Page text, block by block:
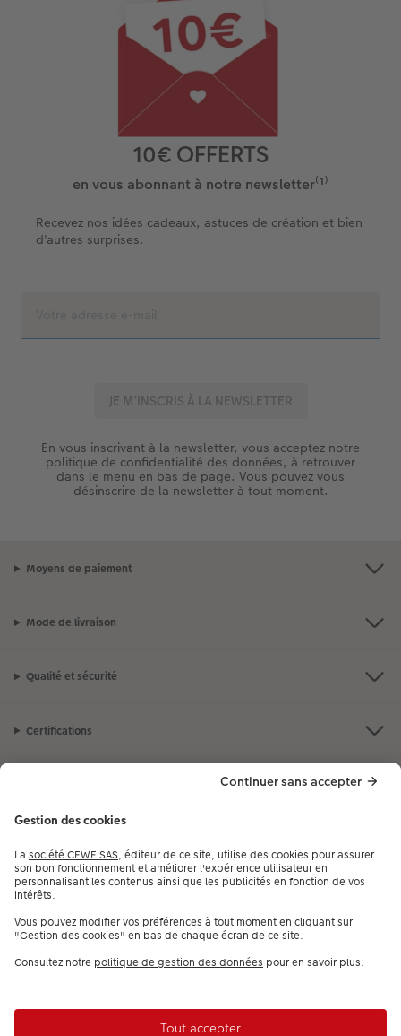
10€ OFFERTS
en vous abonnant à notre newsletter⁽¹⁾
Recevez nos idées cadeaux, astuces de création et bien
d'autres surprises.
En vous inscrivant à la newsletter, vous acceptez notre
politique de confidentialité des données, à retrouver
dans le menu en bas de page. Vous pouvez vous
désinscrire de la newsletter à tout moment.
Moyens de paiement
Mode de livraison
Qualité et sécurité
Certifications
Services